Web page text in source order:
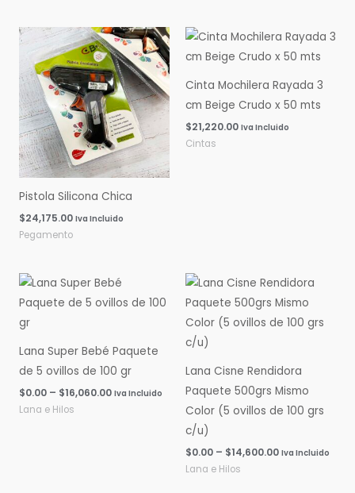
Pistola Silicona Chica
$24,175.00 Iva Incluido
Pegamento
Cinta Mochilera Rayada 3
cm Beige Crudo x 50 mts
$21,220.00 Iva Incluido
Cintas
Lana Super Bebé Paquete
de 5 ovillos de 100 gr
$0.00 – $16,060.00
Rango
de
precios:
$16,060.00
Iva Incluido
Lana e Hilos
Lana Cisne Rendidora
Paquete 500grs Mismo
Color (5 ovillos de 100 grs
c/u)
$0.00 – $14,600.00
Rango
de
precios:
desde
$0.00
Iva Incluido
Lana e Hilos